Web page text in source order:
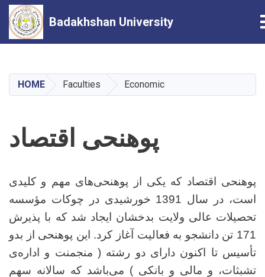
main
content
Badakhshan University
HOME Faculties Economic
پوهنحی اقتصاد
پوهنحی اقتصاد که یکی از پوهنحی‌های مهم و کلیدی
است، در سال 1391 خورشیدی در چوکات مؤسسه
تحصیلات عالی ولایت بدخشان ایجاد شد که با پذیرش
171 تن دانشجو به فعالیت آغاز کرد. این پوهنحی از بدو
تأسیس تا اکنون دارای دو رشته ( منجمنت و اداره‌ی
تشبثات، و مالی و بانکی ) می‌باشد که سالانه سهم